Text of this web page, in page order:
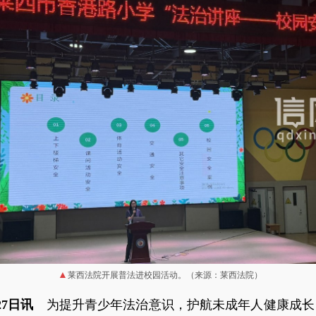
莱西法院开展普法进校园活动。（来源：莱西法院）
日讯 为提升青少年法治意识，护航未成年人健康成